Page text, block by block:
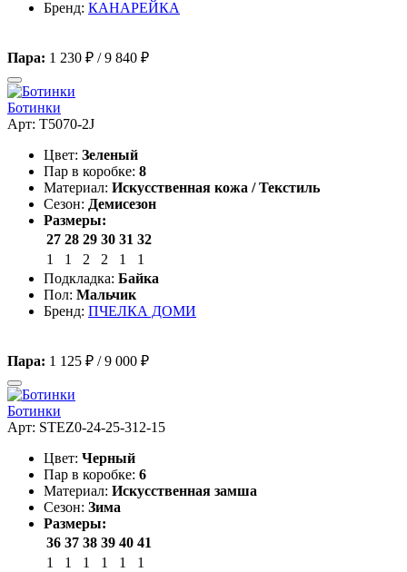
Бренд: КАНАРЕЙКА
Пара: 1 230 ₽ /9 840 ₽
Ботинки
Арт: T5070-2J
Цвет: Зеленый
Пар в коробке: 8
Материал: Искусственная кожа / Текстиль
Сезон: Демисезон
Размеры:
27 28 29 30 31 32
1
1 2 2 1
1
Подкладка: Байка
Пол: Мальчик
Бренд: ПЧЕЛКА ДОМИ
Пара: 1 125 ₽ /9 000 ₽
Ботинки
Арт: STEZ0-24-25-312-15
Цвет: Черный
Пар в коробке: 6
Материал: Искусственная замша
Сезон: Зима
Размеры:
36 37 38 39 40 41
1
1 1 1 1
1